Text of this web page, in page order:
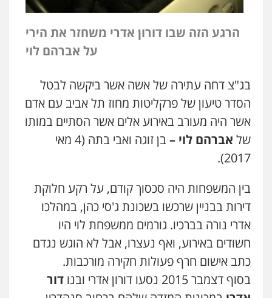
הרגע הזה שבו דורון אדרי משחזר את הירי
על אברהם לוי
בג"צ דחה עתירה של אשה אשר ביקשה לבטל
הסדר טיעון של פרקליטות מחוז תל אביב עם אדם
אשר היה מעורב באירוע אלים אשר הסתיים במותו
של אברהם לוי –
בן זוגה ואבי בתה (4 מאי
2017).
בין המשפחות היה סכסוך קודם, על רקע חלוקת
דירות בבניין שרכשו בשכונת ג'סי כהן, במהלכו
אדרי נורה בברכיו. גורמים ממשפחת לוי היו
חשודים באירוע, ואף נעצרו, אבל לא הוגש נגדם
כתב אישום חרף פעולות חקירה מורכבות.
בסוף דצמבר 2015 נסעו דורון אדרי ובנו
דור